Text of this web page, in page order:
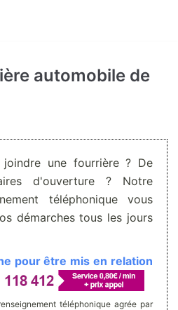
automobile de
une fourrière ? De
d'ouverture ? Notre
téléphonique vous
démarches tous les jours
pour être mis en relation
téléphonique agrée par